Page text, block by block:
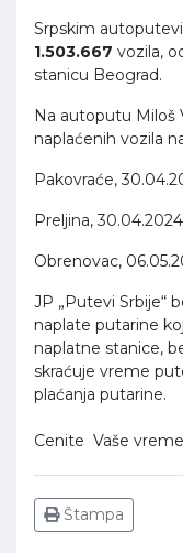
Srpskim
1.503.667 vozila,
stanicu Beograd.
Na autoputu Miloš
naplaćenih vozila
Pakovraće,
Preljina,
Obrenovac,
JP „Putevi Srbije“
naplate putarine
naplatne stanice,
skraćuje vreme
plaćanja putarine.
Cenite Vaše
Štampa